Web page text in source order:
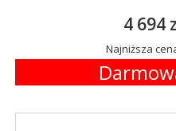
4 694
Najniższa